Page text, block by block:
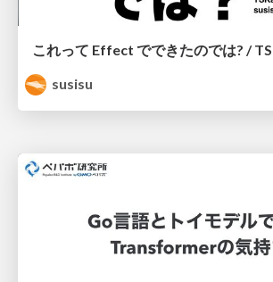
susisu